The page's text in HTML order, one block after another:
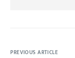
PREVIOUS ARTICLE